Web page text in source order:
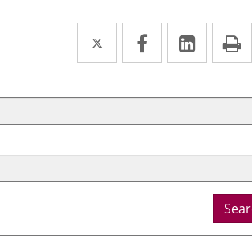
Twitter
Enlace
a
una
aplicación
Facebook
Enlace
a
una
aplicación
Enlace
a
una